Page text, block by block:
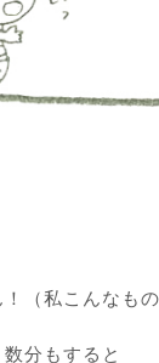
（私こんなも
分もすると